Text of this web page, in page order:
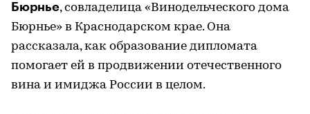
Бюрнье, совладелица «Винодельческого дома
Бюрнье» в Краснодарском крае. Она
рассказала, как образование дипломата
помогает ей в продвижении отечественного
вина и имиджа России в целом.